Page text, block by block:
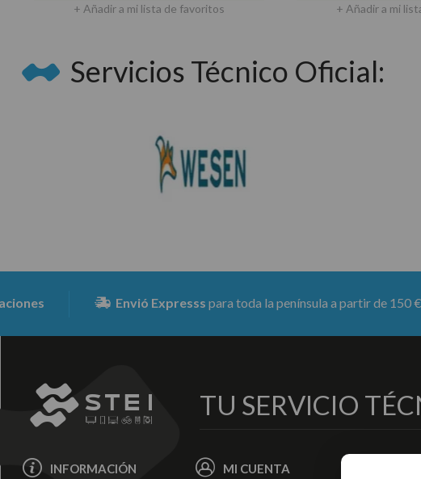
+ Añadir a mi lista de favoritos + Añadir a mi
Servicios Técnico Oficial:
Envió Expressspara toda la península a partir de 150 €
TU SERVICIO
INFORMACIÓN MI CUENTA